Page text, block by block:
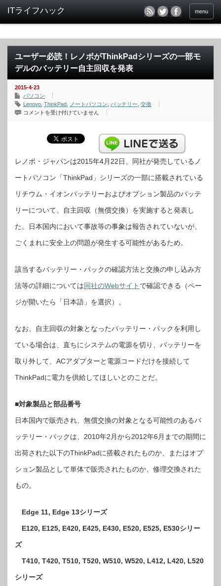
menu
ユーザー必読！レノボがThinkPadシリーズの一部モ
デルのバッテリー自主回収を発表
2015-4-23
パソコン
Lenovo ThinkPad ノートパソコン バッテリー 交換
ユ
ボ
が
シ
リ
ズ
部
ル
バ
ッ
ー
自
回
収
発
表
コメントを受け付けていません
レノボ・ジャパンは2015年4月22日、同社が発売しているノ
ートパソコン「ThinkPad」シリーズの一部に搭載されている
リチウム・イオンバッテリーおよびオプション製品のバッテ
リーについて、自主回収（無償交換）を実施すると発表し
た。日本国内において事故等の事象は報告されていないが、
ごくまれに安全上の問題が発生する可能性があるため。
該当するバッテリー・パックの確認方法と交換の申し込み方
法等の詳細については同社のWebサイト で確認できる（ペー
ジが開いたら「日本語」を選択）。
なお、自主回収の対象となったバッテリー・パックを利用し
ている場合は、直ちにシステムの電源を切り、バッテリーを
取り外して、ACアダプターと電源コードだけを接続して
ThinkPadに電力を供給してほしいとのことだ。
■対象製品と部品番号
日本国内で販売され、無償交換の対象となる可能性のあるバ
ッテリー・パックは、2010年2月から2012年6月までの期間に
出荷された以下のThinkPadに搭載されたものか、またはオプ
ション製品として単体で販売されたものか、修理交換された
もの。
Edge 11, Edge 13シリーズ
E120, E125, E420, E425, E430, E520, E525, E530シリー
ズ
T410, T420, T510, T520, W510, W520, L412, L420, L520
シリーズ